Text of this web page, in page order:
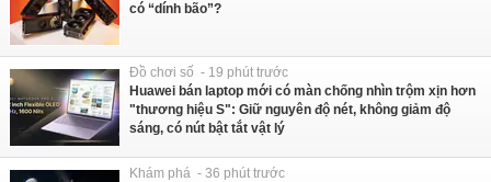
có “dính bão”?
Đồ chơi số - 19 phút trước
Huawei bán laptop mới có màn chống nhìn trộm xịn hơn
"thương hiệu S": Giữ nguyên độ nét, không giảm độ
sáng, có nút bật tắt vật lý
Khám phá - 36 phút trước